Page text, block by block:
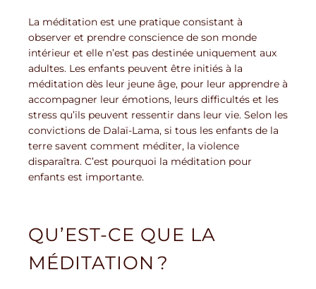
La méditation est une pratique consistant à
observer et prendre conscience de son monde
intérieur et elle n’est pas destinée uniquement aux
adultes. Les enfants peuvent être initiés à la
méditation dès leur jeune âge, pour leur apprendre à
accompagner leur émotions, leurs difficultés et les
stress qu’ils peuvent ressentir dans leur vie. Selon les
convictions de Dalaï-Lama, si tous les enfants de la
terre savent comment méditer, la violence
disparaîtra. C’est pourquoi la méditation pour
enfants est importante.
QU’EST-CE QUE LA
MÉDITATION ?